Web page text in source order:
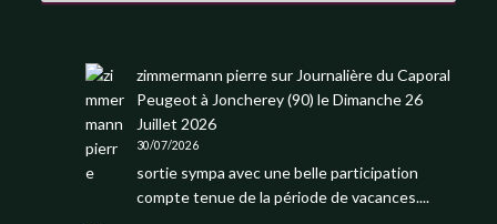
zimmermann pierresur Journalière du Caporal
Peugeot à Joncherey (90) le Dimanche 26
Juillet 2026
30/07/2026
sortie sympa avec une belle participation
compte tenue de la période de vacances....